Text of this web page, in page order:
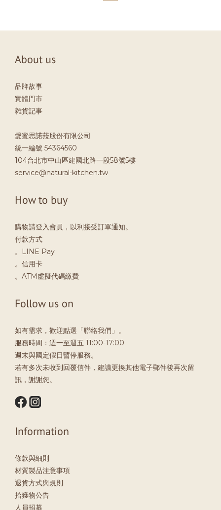
About us
品牌故事
實體門市
雜貨記事
愛蜜思諾菈股份有限公司
統一編號 54364560
104台北市中山區建國北路一段58號5樓
service@natural-kitchen.tw
How to buy
購物請登入會員，以利接受訂單通知。
付款方式
。LINE Pay
。信用卡
。ATM虛擬代碼繳費
Follow us on
如有需求，歡迎點選「聯絡我們」。
服務時間：週一至週五 11:00-17:00
週末與國定假日暫停服務。
若有多次未收到回覆信件，建議更換其他電子郵件後再次留
訊，謝謝您。
Information
條款與細則
材質製品注意事項
退貨方式與規則
拾獲物公告
人員招募